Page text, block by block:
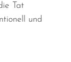
Tat
und